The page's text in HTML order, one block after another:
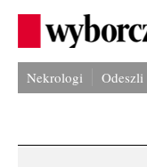
Nekrologi Odeszli